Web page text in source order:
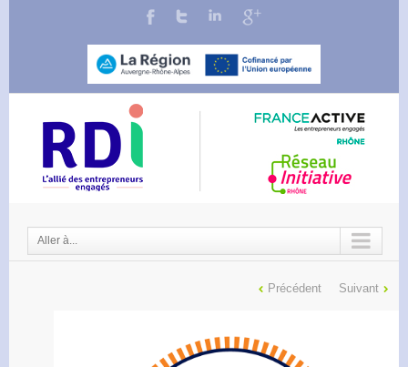
Aller à...
Précédent Suivant